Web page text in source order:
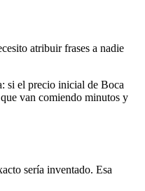
atribuir frases a nadie
si el precio inicial de Boca
van comiendo minutos y
sería inventado. Esa